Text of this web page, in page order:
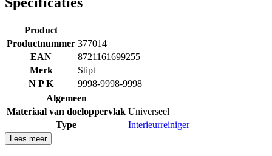
Product
Productnummer 377014
EAN
8721161699255
Merk
Stipt
N P K
9998-9998-9998
Algemeen
Materiaal van doeloppervlak Universeel
Type
Interieurreiniger
Lees meer